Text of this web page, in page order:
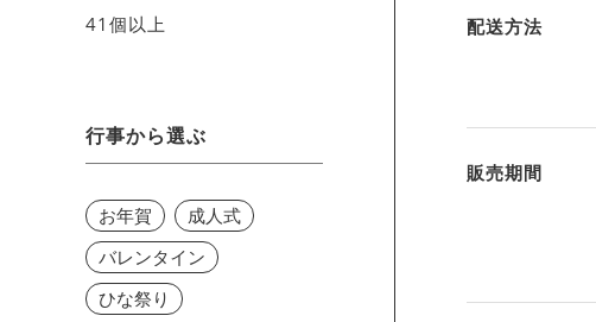
配送方法
販売期間
41個以上
行事から選ぶ
お年賀
成人式
バレンタイン
ひな祭り